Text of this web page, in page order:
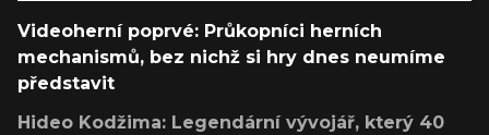
Videoherní poprvé: Průkopníci herních
mechanismů, bez nichž si hry dnes neumíme
představit
Hideo Kodžima: Legendární vývojář, který 40